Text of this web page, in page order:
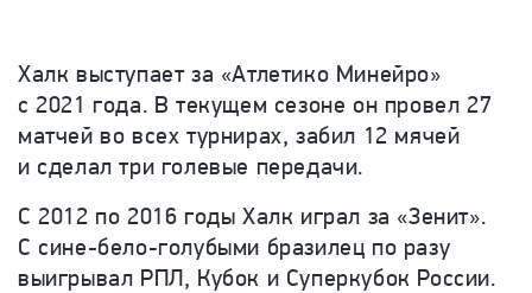
Халк выступает за «Атлетико Минейро»
с 2021 года. В текущем сезоне он провел 27
матчей во всех турнирах, забил 12 мячей
и сделал три голевые передачи.
С 2012 по 2016 годы Халк играл за «Зенит».
С сине-бело-голубыми бразилец по разу
выигрывал РПЛ, Кубок и Суперкубок России.